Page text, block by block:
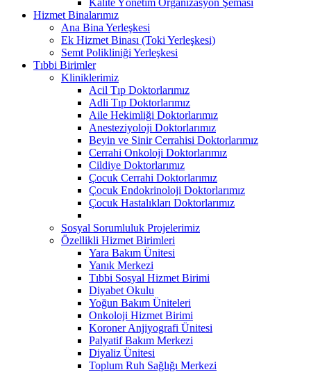
Hizmet Binalarımız
Ana Bina Yerleşkesi
Ek Hizmet Binası (Toki Yerleşkesi)
Semt Polikliniği Yerleşkesi
Tıbbi Birimler
Kliniklerimiz
Acil Tıp Doktorlarımız
Adli Tıp Doktorlarımız
Aile Hekimliği Doktorlarımız
Anesteziyoloji Doktorlarımız
Beyin ve Sinir Cerrahisi Doktorlarımız
Cerrahi Onkoloji Doktorlarımız
Cildiye Doktorlarımız
Çocuk Cerrahi Doktorlarımız
Çocuk Endokrinoloji Doktorlarımız
Çocuk Hastalıkları Doktorlarımız
Sosyal Sorumluluk Projelerimiz
Özellikli Hizmet Birimleri
Yara Bakım Ünitesi
Yanık Merkezi
Tıbbi Sosyal Hizmet Birimi
Diyabet Okulu
Yoğun Bakım Üniteleri
Onkoloji Hizmet Birimi
Koroner Anjiyografi Ünitesi
Palyatif Bakım Merkezi
Diyaliz Ünitesi
Toplum Ruh Sağlığı Merkezi